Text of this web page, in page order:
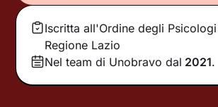
Iscritta all'Ordine degli
Regione Lazio
Nel team di Unobravo dal 2021.